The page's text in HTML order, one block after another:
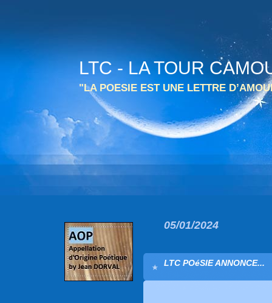
LTC - LA TOUR
"LA POESIE EST UNE LETTRE
05/01/2024
LTC POéSIE ANNONCE...